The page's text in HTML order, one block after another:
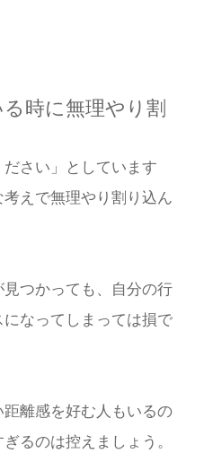
時に無理やり割
ださい」としています
えで無理やり割り込ん
つかっても、自分の行
なってしまっては損で
離感を好む人もいるの
るのは控えましょう。